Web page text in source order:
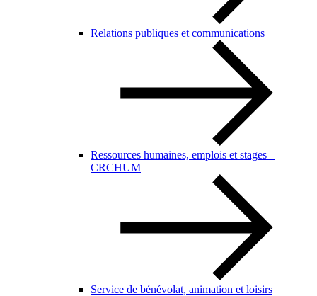
Relations publiques et communications
Ressources humaines, emplois et stages –
CRCHUM
Service de bénévolat, animation et loisirs